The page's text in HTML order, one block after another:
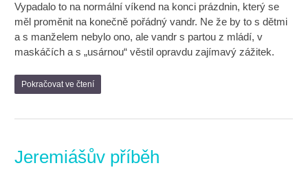
Vypadalo to na normální víkend na konci prázdnin, který se
měl proměnit na konečně pořádný vandr. Ne že by to s dětmi
a s manželem nebylo ono, ale vandr s partou z mládí, v
maskáčích a s „usárnou“ věstil opravdu zajímavý zážitek.
Pokračovat ve čtení
Jeremiášův příběh